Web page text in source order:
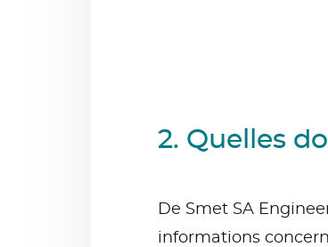
2. Quelles
De Smet SA
informations